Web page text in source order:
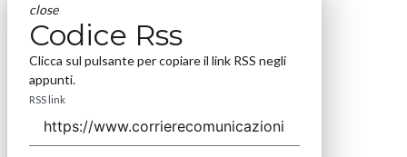
close
Codice Rss
Clicca sul pulsante per copiare il link RSS negli
appunti.
RSS link